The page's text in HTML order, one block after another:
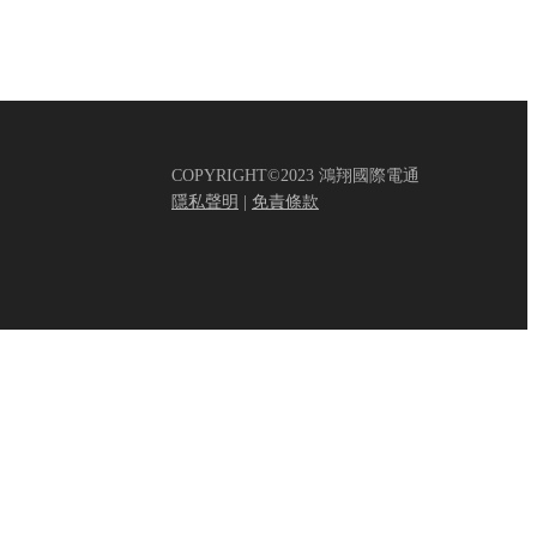
COPYRIGHT©2023 鴻翔國際電通
隱私聲明 | 免責條款